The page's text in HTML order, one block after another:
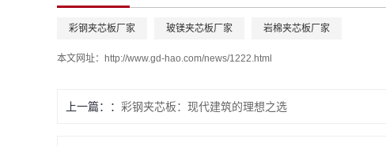
彩钢夹芯板厂家 玻镁夹芯板厂家 岩棉夹芯板厂家
本文网址： http://www.gd-hao.com/news/1222.html
上一篇： 彩钢夹芯板：现代建筑的理想之选